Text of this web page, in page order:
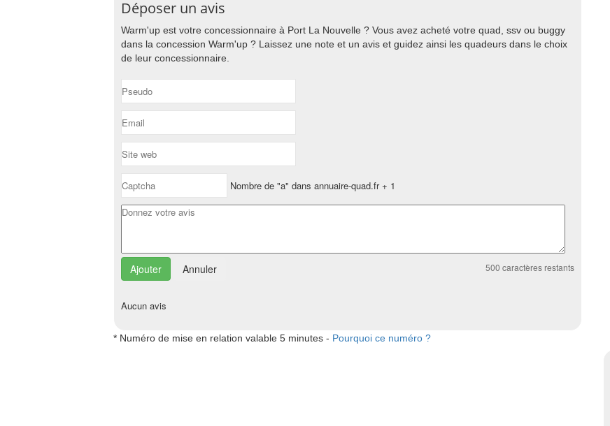
Déposer un avis
Warm'up est votre concessionnaire à Port La Nouvelle ? Vous avez acheté votre quad, ssv ou buggy
dans la concession Warm'up ? Laissez une note et un avis et guidez ainsi les quadeurs dans le choix
de leur concessionnaire.
Nombre de "a" dans annuaire-quad.fr + 1
Annuler 500 caractères restants
Aucun avis
* Numéro de mise en relation valable 5 minutes - Pourquoi ce numéro ?